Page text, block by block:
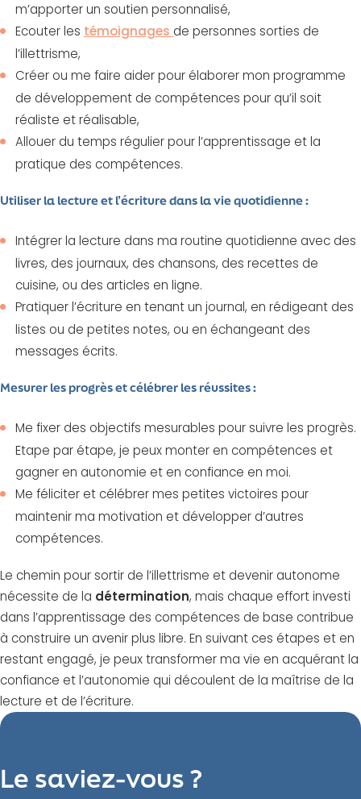
m’apporter un soutien personnalisé,
Ecouter les témoignages de personnes sorties de
l’illettrisme,
Créer ou me faire aider pour élaborer mon programme
de développement de compétences pour qu’il soit
réaliste et réalisable,
Allouer du temps régulier pour l’apprentissage et la
pratique des compétences.
Utiliser la lecture et l’écriture dans la vie quotidienne :
Intégrer la lecture dans ma routine quotidienne avec des
livres, des journaux, des chansons, des recettes de
cuisine, ou des articles en ligne.
Pratiquer l’écriture en tenant un journal, en rédigeant des
listes ou de petites notes, ou en échangeant des
messages écrits.
Mesurer les progrès et célébrer les réussites :
Me fixer des objectifs mesurables pour suivre les progrès.
Etape par étape, je peux monter en compétences et
gagner en autonomie et en confiance en moi.
Me féliciter et célébrer mes petites victoires pour
maintenir ma motivation et développer d’autres
compétences.
Le chemin pour sortir de l’illettrisme et devenir autonome
nécessite de la détermination, mais chaque effort investi
dans l’apprentissage des compétences de base contribue
à construire un avenir plus libre. En suivant ces étapes et en
restant engagé, je peux transformer ma vie en acquérant la
confiance et l’autonomie qui découlent de la maîtrise de la
lecture et de l’écriture.
Le saviez-vous ?